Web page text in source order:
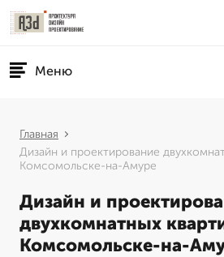
Меню
Главная
Дизайн и проектирование
Комсомольске-на-Амуре
Дизайн и
двухкомнатных
Комсомольске-на-